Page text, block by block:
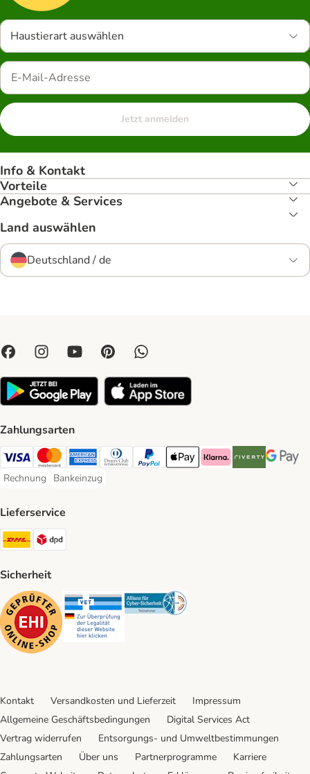
Haustierart auswählen
Jetzt anmelden
Info & Kontakt
Vorteile
Angebote & Services
Land auswählen
Deutschland / de
Zahlungsarten
Visa Payment Method
Mastercard Payment Method
American Express Payment Method
Diners Club Payment Method
PayPal Payment Method
Apple Pay Payment Method
Klarna Payment Method
Riverty Payment
Google
Rechnung
Rechnung Payment Method
Bankeinzug
Bankeinzug Payment Method
Lieferservice
DHL Shipping Method
Sicherheit
Security Security Security
Kontakt Versandkosten und Lieferzeit
Impressum
Allgemeine Geschäftsbedingungen
Digital Services Act
Vertrag widerrufen
Entsorgungs- und Umweltbestimmungen
Zahlungsarten
Über uns Partnerprogramme
Karriere